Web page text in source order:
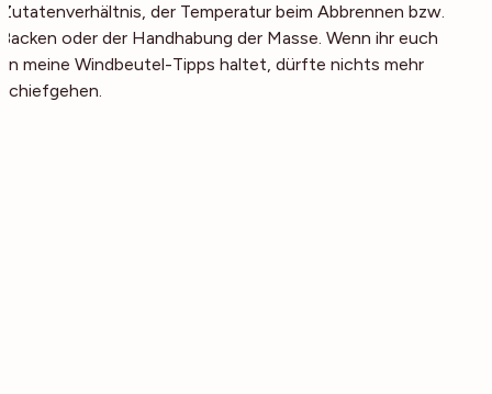
Zutatenverhältnis, der Temperatur beim Abbrennen bzw.
Backen oder der Handhabung der Masse. Wenn ihr euch
an meine Windbeutel-Tipps haltet, dürfte nichts mehr
schiefgehen.